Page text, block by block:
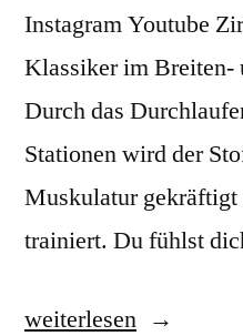
Instagram Youtube
Klassiker im Breiten-
Durch das
Stationen wird der
Muskulatur gekräftigt
trainiert. Du fühlst
weiterlesen